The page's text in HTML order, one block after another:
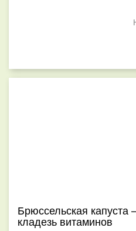
Брюссельская капуста
кладезь витаминов